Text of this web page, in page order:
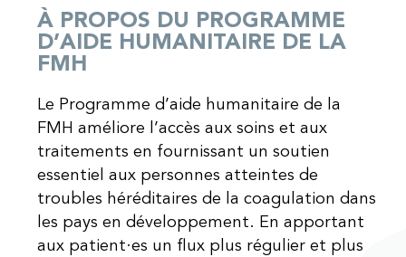
À PROPOS DU PROGRAMME
D’AIDE HUMANITAIRE DE LA
FMH
Le Programme d’aide humanitaire de la
FMH améliore l’accès aux soins et aux
traitements en fournissant un soutien
essentiel aux personnes atteintes de
troubles héréditaires de la coagulation dans
les pays en développement. En apportant
aux patient·es un flux plus régulier et plus